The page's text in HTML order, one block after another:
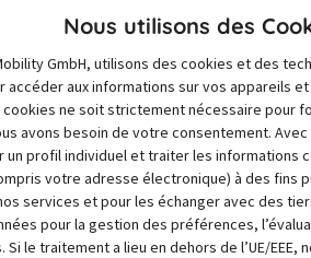
de véhicules proposées sont
de la location voiture Hertz
véhicules : la Green Collection, La
, La Spécial, La SUV/Minivan/
adapté à vos besoins en louant un
à l'heure, à la
Nous utilisons des
GmbH, utilisons des cookies et des
accéder aux informations sur vos appareils
cookies ne soit strictement nécessaire pour
avons besoin de votre consentement.
un profil individuel et traiter les informations
votre adresse électronique) à des fins
services et pour les échanger avec des
pour la gestion des préférences,
le traitement a lieu en dehors de l’UE/EEE,